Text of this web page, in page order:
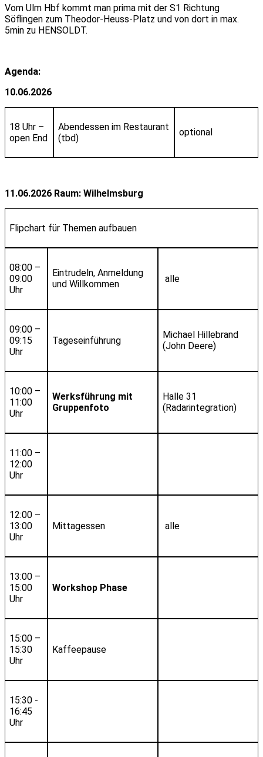
Vom Ulm Hbf kommt man prima mit der S1 Richtung
Söflingen zum Theodor-Heuss-Platz und von dort in max.
5min zu HENSOLDT.
Agenda:
10.06.2026
18 Uhr –
open End
Abendessen im Restaurant
(tbd)
optional
11.06.2026 Raum: Wilhelmsburg
Flipchart für Themen aufbauen
08:00 –
09:00
Uhr
Eintrudeln, Anmeldung
und Willkommen
alle
09:00 –
09:15
Uhr
Tageseinführung
Michael Hillebrand
(John Deere)
10:00 –
11:00
Uhr
Werksführung mit
Gruppenfoto
Halle 31
(Radarintegration)
11:00 –
12:00
Uhr
12:00 –
13:00
Uhr
Mittagessen alle
13:00 –
15:00
Uhr
Workshop Phase
15:00 –
15:30
Uhr
Kaffeepause
15:30 -
16:45
Uhr